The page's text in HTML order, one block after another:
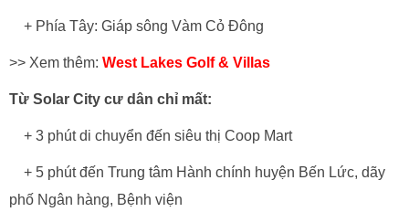
+ Phía Tây: Giáp sông Vàm Cỏ Đông
>> Xem thêm: West Lakes Golf & Villas
Từ Solar City cư dân chỉ mất:
+ 3 phút di chuyển đến siêu thị Coop Mart
+ 5 phút đến Trung tâm Hành chính huyện Bến Lức, dãy
phố Ngân hàng, Bệnh viện